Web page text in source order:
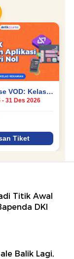
Titik Awal
DKI
Balik Lagi,